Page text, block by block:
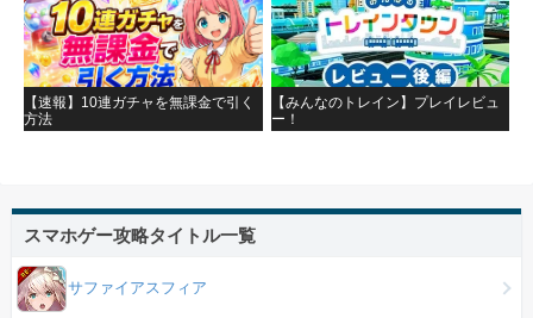
【速報】10連ガチャを無課金で引く
方法
【みんなのトレイン】プレイレビュ
ー！
スマホゲー攻略タイトル一覧
サファイアスフィア